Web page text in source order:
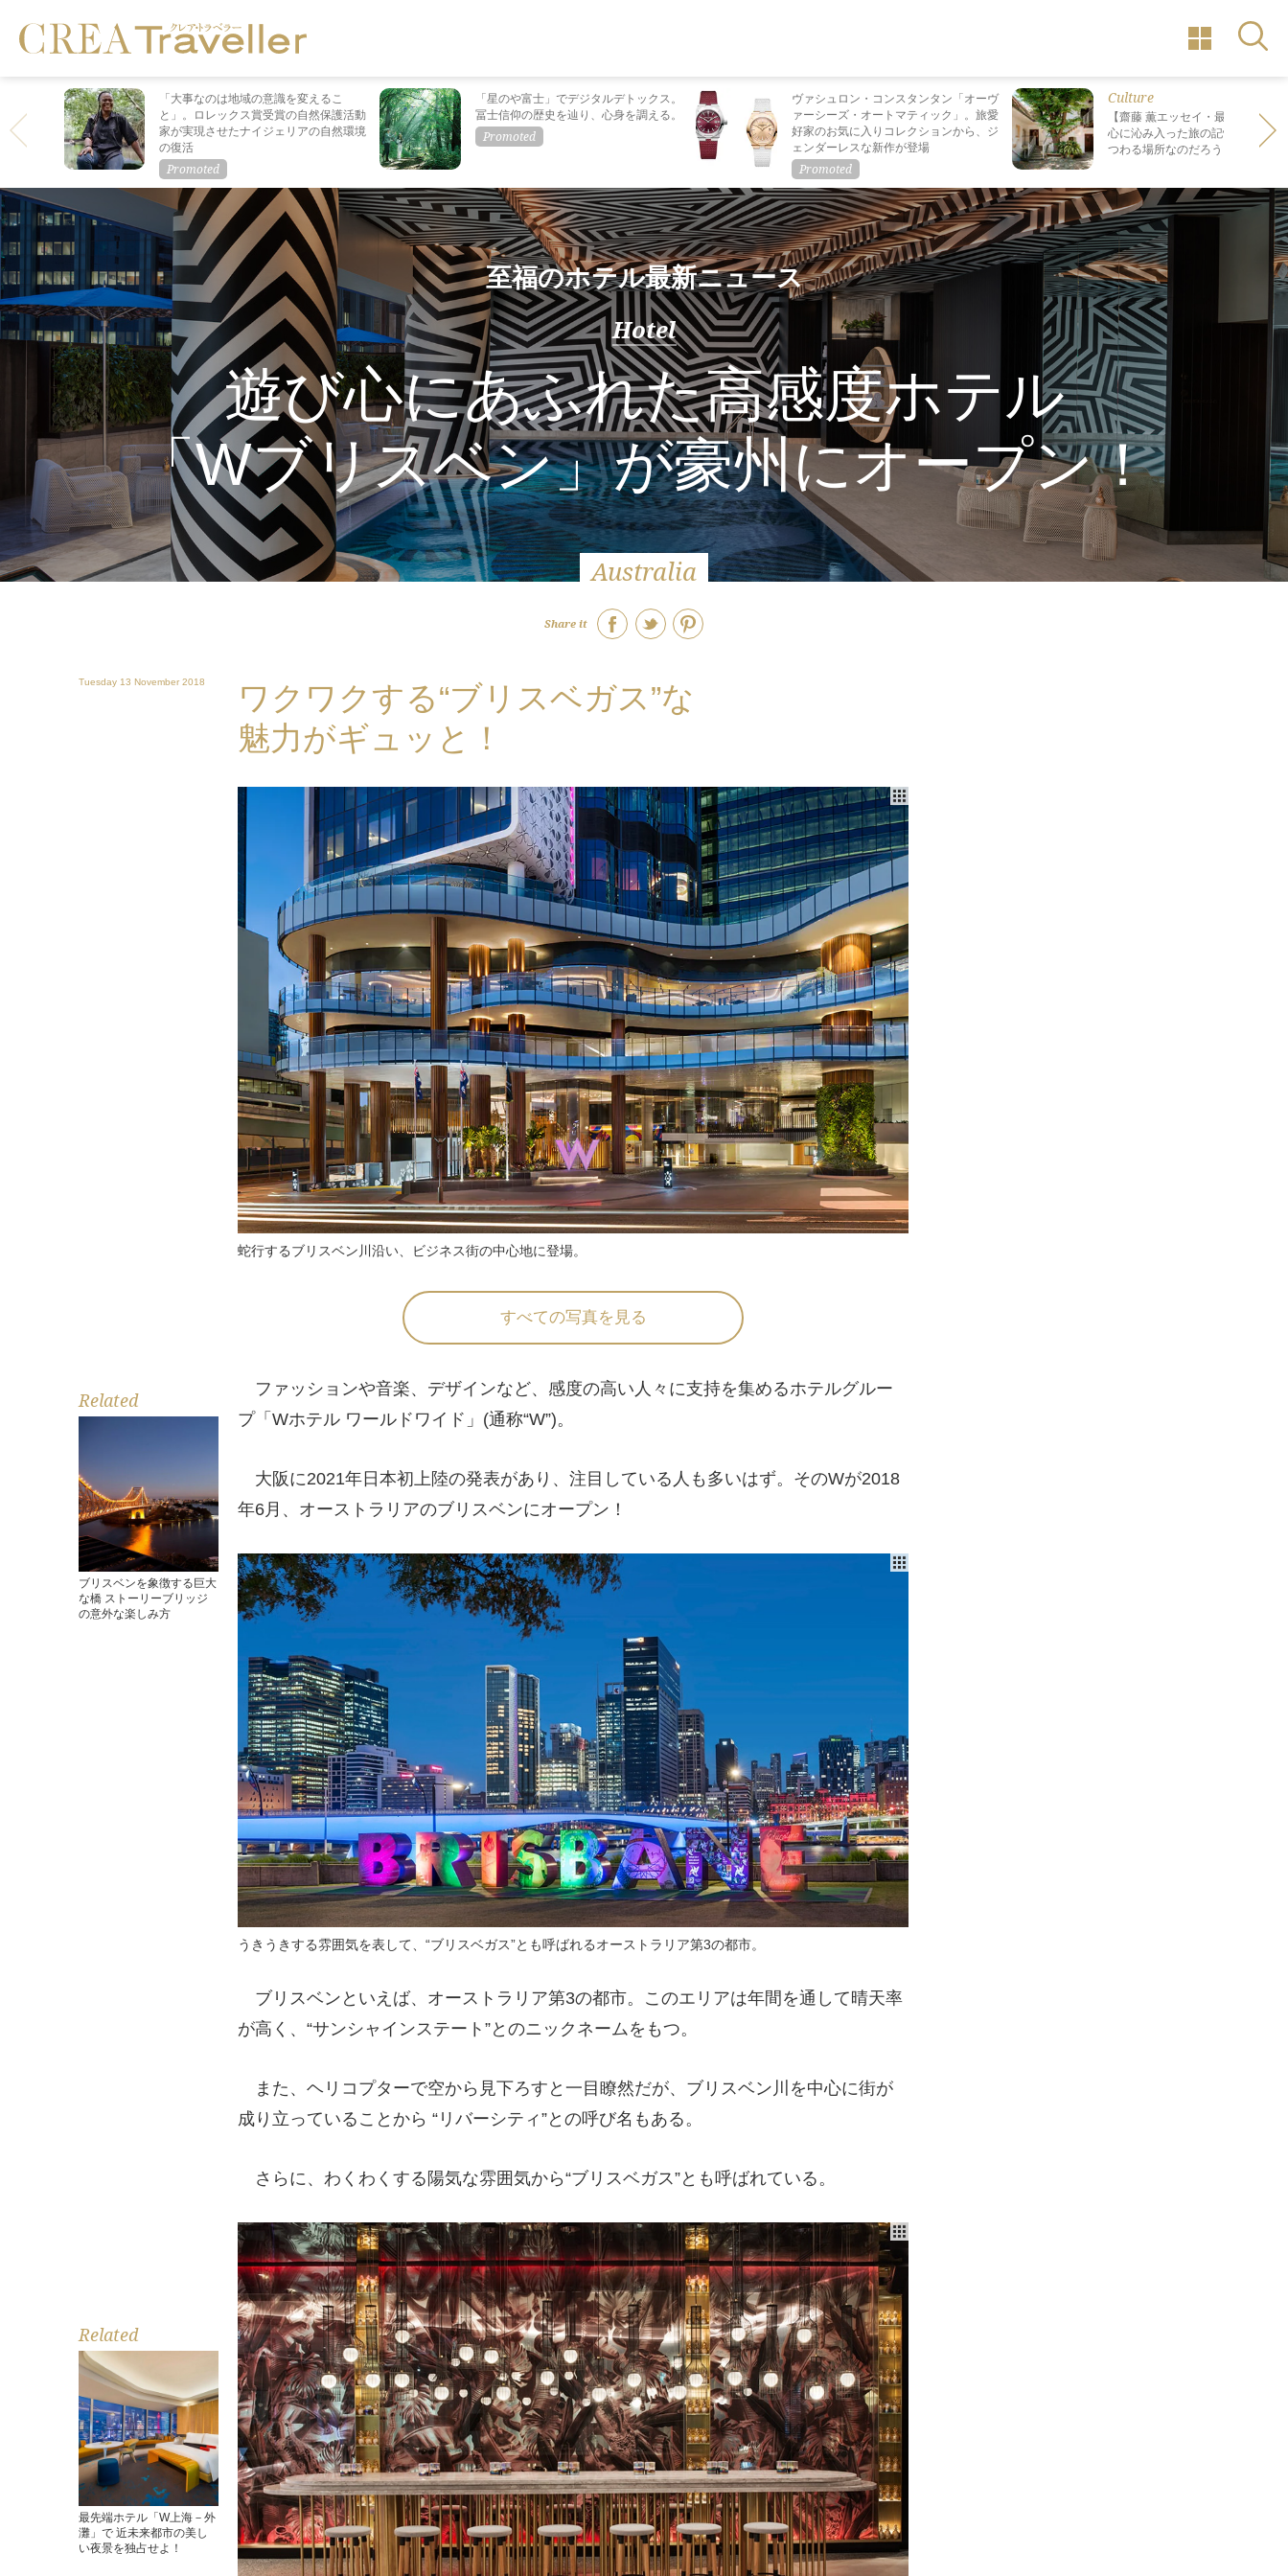
「大事なのは地域の意識を変えるこ
と」。ロレックス賞受賞の自然保護活動
家が実現させたナイジェリアの自然環境
の復活
「星のや富士」でデジタルデトックス。
冨士信仰の歴史を辿り、心身を調える。
ヴァシュロン・コンスタンタン「オーヴ
ァーシーズ・オートマティック」。旅愛
好家のお気に入りコレクションから、ジ
ェンダーレスな新作が登場
Culture
【齋藤 薫エッセイ・最終回】 最
心に沁み入った旅の記憶は なぜ“死
つわる場所なのだろう？
至福のホテル最新ニュース
Hotel
遊び心にあふれた高感度ホテル
「Wブリスベン」が豪州にオープン！
Australia
Share it
Tuesday 13 November 2018
Related
ブリスベンを象徴する巨大
な橋 ストーリーブリッジ
の意外な楽しみ方
Related
最先端ホテル「W上海－外
灘」で 近未来都市の美し
い夜景を独占せよ！
ワクワクする“ブリスベガス”な
魅力がギュッと！
蛇行するブリスベン川沿い、ビジネス街の中心地に登場。
すべての写真を見る
ファッションや音楽、デザインなど、感度の高い人々に支持を集めるホテルグルー
プ「Wホテル ワールドワイド」(通称“W”)。
大阪に2021年日本初上陸の発表があり、注目している人も多いはず。そのWが2018
年6月、オーストラリアのブリスベンにオープン！
うきうきする雰囲気を表して、“ブリスベガス”とも呼ばれるオーストラリア第3の都市。
ブリスベンといえば、オーストラリア第3の都市。このエリアは年間を通して晴天率
が高く、“サンシャインステート”とのニックネームをもつ。
また、ヘリコプターで空から見下ろすと一目瞭然だが、ブリスベン川を中心に街が
成り立っていることから “リバーシティ”との呼び名もある。
さらに、わくわくする陽気な雰囲気から“ブリスベガス”とも呼ばれている。